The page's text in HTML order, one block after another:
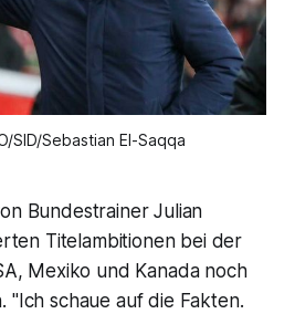
SID/Sebastian El-Saqqa
Bundestrainer Julian
Titelambitionen bei der
Mexiko und Kanada noch
"Ich schaue auf die Fakten.